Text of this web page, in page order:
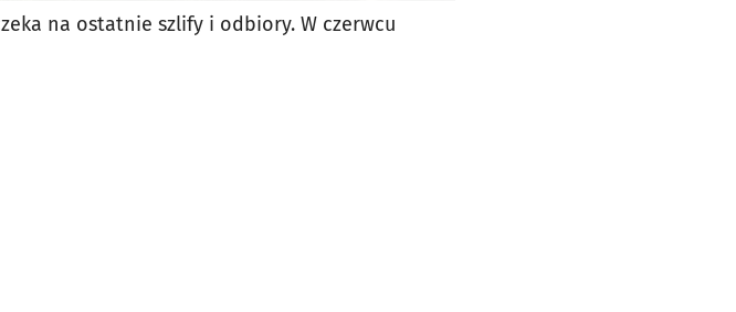
na ostatnie szlify i odbiory. W czerwcu